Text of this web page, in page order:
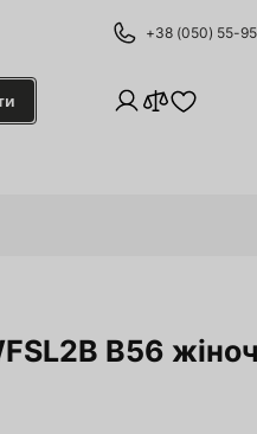
+38 (050) 55-
B56